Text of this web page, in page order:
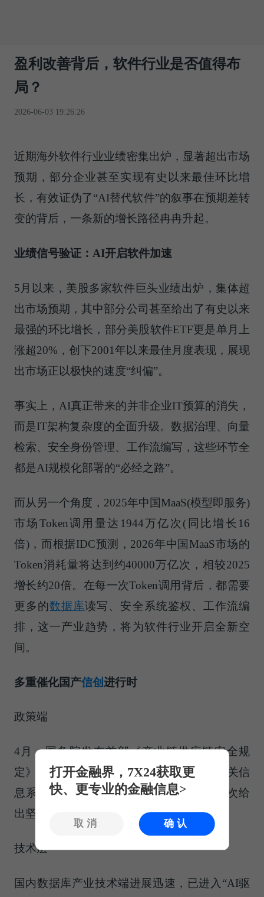
盈利改善背后，软件行业是否值得布
局？
2026-06-03 19:26:26
近期海外软件行业业绩密集出炉，显著超出市场
预期，部分企业甚至实现有史以来最佳环比增
长，有效证伪了“AI替代软件”的叙事在预期差转
变的背后，一条新的增长路径冉冉升起。
业绩信号验证：AI开启软件加速
5月以来，美股多家软件巨头业绩出炉，集体超
出市场预期，其中部分公司甚至给出了有史以来
最强的环比增长，部分美股软件ETF更是单月上
涨超20%，创下2001年以来最佳月度表现，展现
出市场正以极快的速度“纠偏”。
事实上，AI真正带来的并非企业IT预算的消失，
而是IT架构复杂度的全面升级。数据治理、向量
检索、安全身份管理、工作流编写，这些环节全
都是AI规模化部署的“必经之路”。
而从另一个角度，2025年中国MaaS(模型即服务)
市场Token调用量达1944万亿次(同比增长16
倍)，而根据IDC预测，2026年中国MaaS市场的
Token消耗量将达到约40000万亿次，相较2025
增长约20倍。在每一次Token调用背后，都需要
更多的数据库读写、安全系统鉴权、工作流编
排，这一产业趋势，将为软件行业开启全新空
间。
多重催化国产信创进行时
政策端
4月，国务院发布首部《产业链供应链安全规
定》，其中明确提出要:“实现核心技术及相关信
息系统、数据的安全可控”，从政策层面再次给
出坚实支撑。
技术层
国内数据库产业技术端进展迅速，已进入“AI驱
打开金融界，7X24获取更
快、更专业的金融信息>
取消 确认